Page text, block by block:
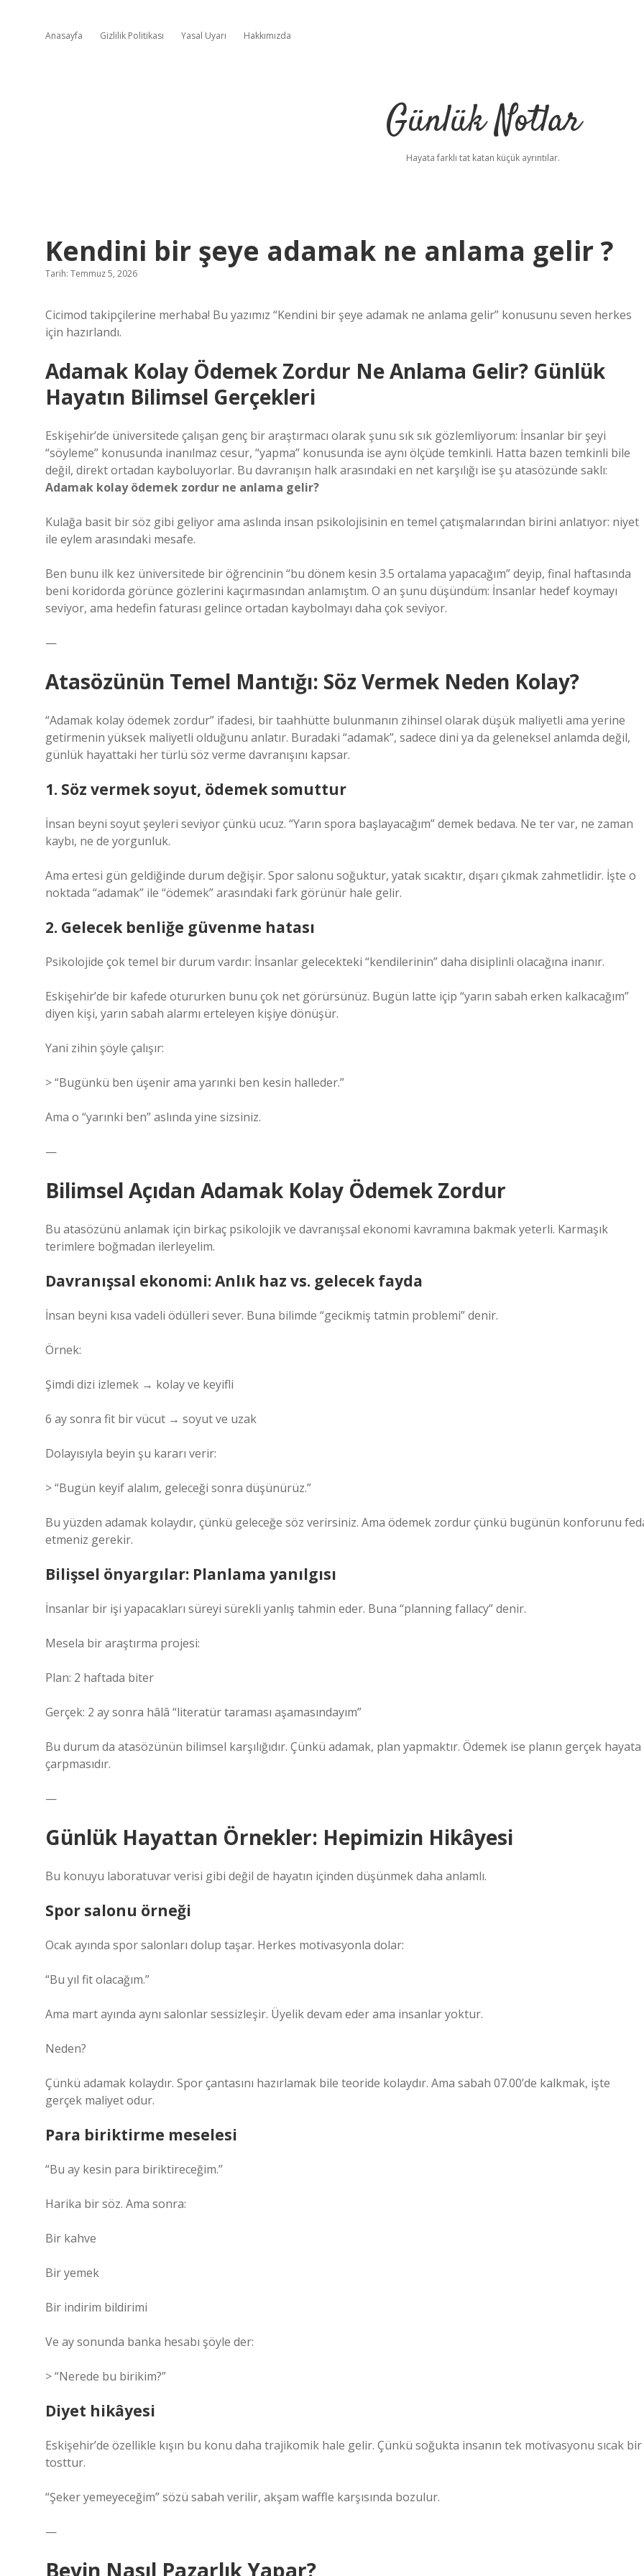
Anasayfa Gizlilik Politikası Yasal Uyarı Hakkımızda
Günlük Notlar
Hayata farklı tat katan küçük ayrıntılar.
Kendini bir şeye adamak ne anlama gelir ?
Tarih: Temmuz 5, 2026
Cicimod takipçilerine merhaba! Bu yazımız “Kendini bir şeye adamak ne anlama gelir” konusunu seven herkes
için hazırlandı.
Adamak Kolay Ödemek Zordur Ne Anlama Gelir? Günlük
Hayatın Bilimsel Gerçekleri
Eskişehir’de üniversitede çalışan genç bir araştırmacı olarak şunu sık sık gözlemliyorum: İnsanlar bir şeyi
“söyleme” konusunda inanılmaz cesur, “yapma” konusunda ise aynı ölçüde temkinli. Hatta bazen temkinli bile
değil, direkt ortadan kayboluyorlar. Bu davranışın halk arasındaki en net karşılığı ise şu atasözünde saklı:
Adamak kolay ödemek zordur ne anlama gelir?
Kulağa basit bir söz gibi geliyor ama aslında insan psikolojisinin en temel çatışmalarından birini anlatıyor: niyet
ile eylem arasındaki mesafe.
Ben bunu ilk kez üniversitede bir öğrencinin “bu dönem kesin 3.5 ortalama yapacağım” deyip, final haftasında
beni koridorda görünce gözlerini kaçırmasından anlamıştım. O an şunu düşündüm: İnsanlar hedef koymayı
seviyor, ama hedefin faturası gelince ortadan kaybolmayı daha çok seviyor.
—
Atasözünün Temel Mantığı: Söz Vermek Neden Kolay?
“Adamak kolay ödemek zordur” ifadesi, bir taahhütte bulunmanın zihinsel olarak düşük maliyetli ama yerine
getirmenin yüksek maliyetli olduğunu anlatır. Buradaki “adamak”, sadece dini ya da geleneksel anlamda değil,
günlük hayattaki her türlü söz verme davranışını kapsar.
1. Söz vermek soyut, ödemek somuttur
İnsan beyni soyut şeyleri seviyor çünkü ucuz. “Yarın spora başlayacağım” demek bedava. Ne ter var, ne zaman
kaybı, ne de yorgunluk.
Ama ertesi gün geldiğinde durum değişir. Spor salonu soğuktur, yatak sıcaktır, dışarı çıkmak zahmetlidir. İşte o
noktada “adamak” ile “ödemek” arasındaki fark görünür hale gelir.
2. Gelecek benliğe güvenme hatası
Psikolojide çok temel bir durum vardır: İnsanlar gelecekteki “kendilerinin” daha disiplinli olacağına inanır.
Eskişehir’de bir kafede otururken bunu çok net görürsünüz. Bugün latte içip “yarın sabah erken kalkacağım”
diyen kişi, yarın sabah alarmı erteleyen kişiye dönüşür.
Yani zihin şöyle çalışır:
> “Bugünkü ben üşenir ama yarınki ben kesin halleder.”
Ama o “yarınki ben” aslında yine sizsiniz.
—
Bilimsel Açıdan Adamak Kolay Ödemek Zordur
Bu atasözünü anlamak için birkaç psikolojik ve davranışsal ekonomi kavramına bakmak yeterli. Karmaşık
terimlere boğmadan ilerleyelim.
Davranışsal ekonomi: Anlık haz vs. gelecek fayda
İnsan beyni kısa vadeli ödülleri sever. Buna bilimde “gecikmiş tatmin problemi” denir.
Örnek:
Şimdi dizi izlemek → kolay ve keyifli
6 ay sonra fit bir vücut → soyut ve uzak
Dolayısıyla beyin şu kararı verir:
> “Bugün keyif alalım, geleceği sonra düşünürüz.”
Bu yüzden adamak kolaydır, çünkü geleceğe söz verirsiniz. Ama ödemek zordur çünkü bugünün konforunu
etmeniz gerekir.
Bilişsel önyargılar: Planlama yanılgısı
İnsanlar bir işi yapacakları süreyi sürekli yanlış tahmin eder. Buna “planning fallacy” denir.
Mesela bir araştırma projesi:
Plan: 2 haftada biter
Gerçek: 2 ay sonra hâlâ “literatür taraması aşamasındayım”
Bu durum da atasözünün bilimsel karşılığıdır. Çünkü adamak, plan yapmaktır. Ödemek ise planın gerçek hayata
çarpmasıdır.
—
Günlük Hayattan Örnekler: Hepimizin Hikâyesi
Bu konuyu laboratuvar verisi gibi değil de hayatın içinden düşünmek daha anlamlı.
Spor salonu örneği
Ocak ayında spor salonları dolup taşar. Herkes motivasyonla dolar:
“Bu yıl fit olacağım.”
Ama mart ayında aynı salonlar sessizleşir. Üyelik devam eder ama insanlar yoktur.
Neden?
Çünkü adamak kolaydır. Spor çantasını hazırlamak bile teoride kolaydır. Ama sabah 07.00’de kalkmak, işte
gerçek maliyet odur.
Para biriktirme meselesi
“Bu ay kesin para biriktireceğim.”
Harika bir söz. Ama sonra:
Bir kahve
Bir yemek
Bir indirim bildirimi
Ve ay sonunda banka hesabı şöyle der:
> “Nerede bu birikim?”
Diyet hikâyesi
Eskişehir’de özellikle kışın bu konu daha trajikomik hale gelir. Çünkü soğukta insanın tek motivasyonu sıcak bir
tosttur.
“Şeker yemeyeceğim” sözü sabah verilir, akşam waffle karşısında bozulur.
—
Beyin Nasıl Pazarlık Yapar?